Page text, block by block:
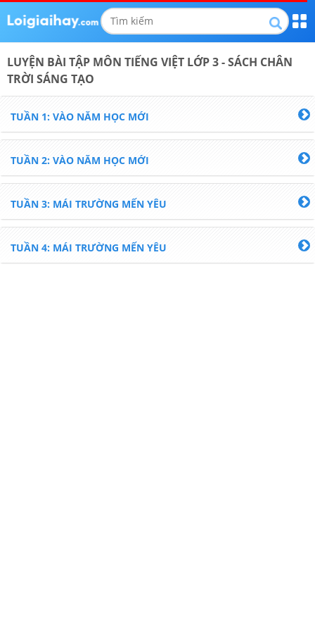
LUYỆN BÀI TẬP MÔN TIẾNG VIỆT LỚP 3- SÁCH CHÂN
TRỜI SÁNG TẠO
TUẦN 1: VÀO NĂM HỌC MỚI
TUẦN 2: VÀO NĂM HỌC MỚI
TUẦN 3: MÁI TRƯỜNG MẾN YÊU
TUẦN 4: MÁI TRƯỜNG MẾN YÊU